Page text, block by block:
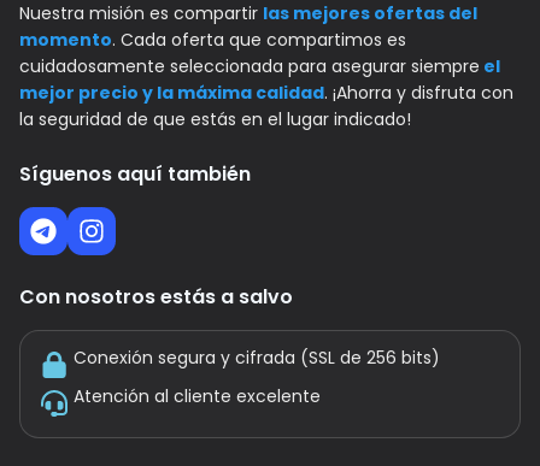
Nuestra misión es compartir las mejores ofertas del
momento. Cada oferta que compartimos es
cuidadosamente seleccionada para asegurar siempre el
mejor precio y la máxima calidad. ¡Ahorra y disfruta con
la seguridad de que estás en el lugar indicado!
Síguenos aquí también
Con nosotros estás a salvo
Conexión segura y cifrada (SSL de 256 bits)
Atención al cliente excelente